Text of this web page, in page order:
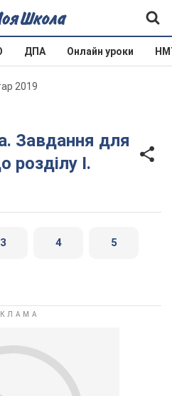
ДПА Онлайн уроки
2019
Завдання для
розділу I.
3 4 5